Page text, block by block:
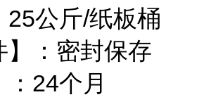
25公斤/纸板桶
】：密封保存
：24个月